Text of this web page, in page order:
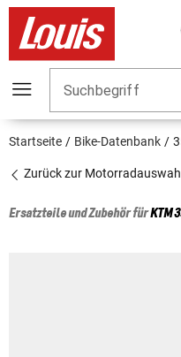
Suchbegriff
Startseite Bike-Datenbank
Zurück zur Motorradauswahl
Ersatzteile und Zubehör fürKTM